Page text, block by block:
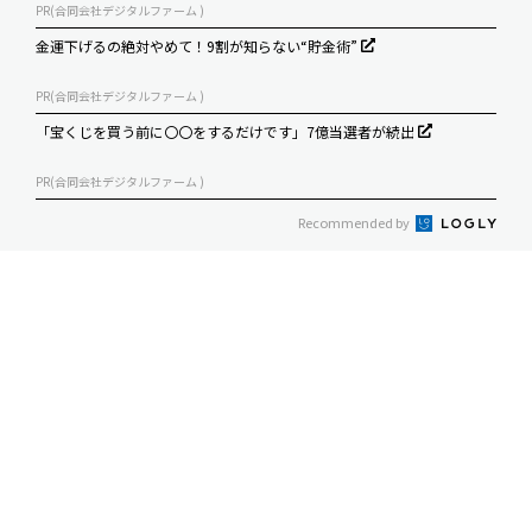
PR(合同会社デジタルファーム )
金運下げるの絶対やめて！9割が知らない“貯金術”
PR(合同会社デジタルファーム )
「宝くじを買う前に〇〇をするだけです」7億当選者が続出
PR(合同会社デジタルファーム )
Recommended by